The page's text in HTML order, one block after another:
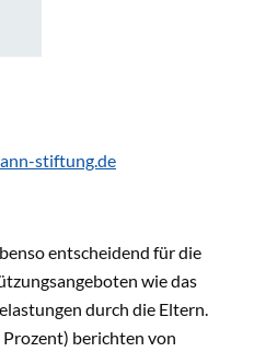
stiftung.de
entscheidend für die
wie das
durch die Eltern.
Prozent) berichten von